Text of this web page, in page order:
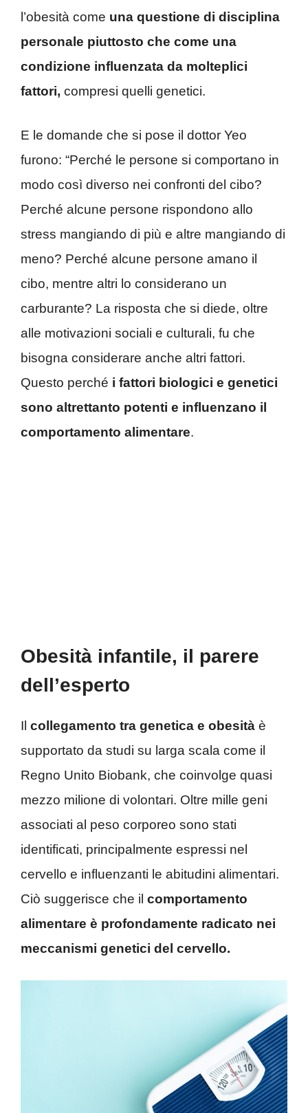
l’obesità come una questione di disciplina
personale piuttosto che come una
condizione influenzata da molteplici
fattori, compresi quelli genetici.
E le domande che si pose il dottor Yeo
furono: “Perché le persone si comportano in
modo così diverso nei confronti del cibo?
Perché alcune persone rispondono allo
stress mangiando di più e altre mangiando di
meno? Perché alcune persone amano il
cibo, mentre altri lo considerano un
carburante? La risposta che si diede, oltre
alle motivazioni sociali e culturali, fu che
bisogna considerare anche altri fattori.
Questo perché i fattori biologici e genetici
sono altrettanto potenti e influenzano il
comportamento alimentare.
Obesità infantile, il parere
dell’esperto
Il collegamento tra genetica e obesità è
supportato da studi su larga scala come il
Regno Unito Biobank, che coinvolge quasi
mezzo milione di volontari. Oltre mille geni
associati al peso corporeo sono stati
identificati, principalmente espressi nel
cervello e influenzanti le abitudini alimentari.
Ciò suggerisce che il comportamento
alimentare è profondamente radicato nei
meccanismi genetici del cervello.